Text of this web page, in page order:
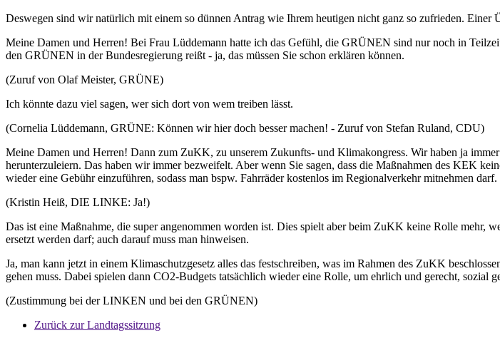
Deswegen sind wir natürlich mit einem so dünnen Antrag wie Ihrem heutigen nicht ganz so zufrieden. Einer
Meine Damen und Herren! Bei Frau Lüddemann hatte ich das Gefühl, die GRÜNEN sind nur noch in
den GRÜNEN in der Bundesregierung reißt - ja, das müssen Sie schon erklären können.
(Zuruf von Olaf Meister, GRÜNE)
Ich könnte dazu viel sagen, wer sich dort von wem treiben lässt.
(Cornelia Lüddemann, GRÜNE: Können wir hier doch besser machen! - Zuruf von Stefan Ruland, CDU)
Meine Damen und Herren! Dann zum ZuKK, zu unserem Zukunfts- und Klimakongress. Wir haben ja
herunterzuleiern. Das haben wir immer bezweifelt. Aber wenn Sie sagen, dass die Maßnahmen des KEK
wieder eine Gebühr einzuführen, sodass man bspw. Fahrräder kostenlos im Regionalverkehr mitnehmen darf.
(Kristin Heiß, DIE LINKE: Ja!)
Das ist eine Maßnahme, die super angenommen worden ist. Dies spielt aber beim ZuKK keine Rolle
ersetzt werden darf; auch darauf muss man hinweisen.
Ja, man kann jetzt in einem Klimaschutzgesetz alles das festschreiben, was im Rahmen des ZuKK
gehen muss. Dabei spielen dann CO2-Budgets tatsächlich wieder eine Rolle, um ehrlich und gerecht, sozial
(Zustimmung bei der LINKEN und bei den GRÜNEN)
Zurück zur Landtagssitzung